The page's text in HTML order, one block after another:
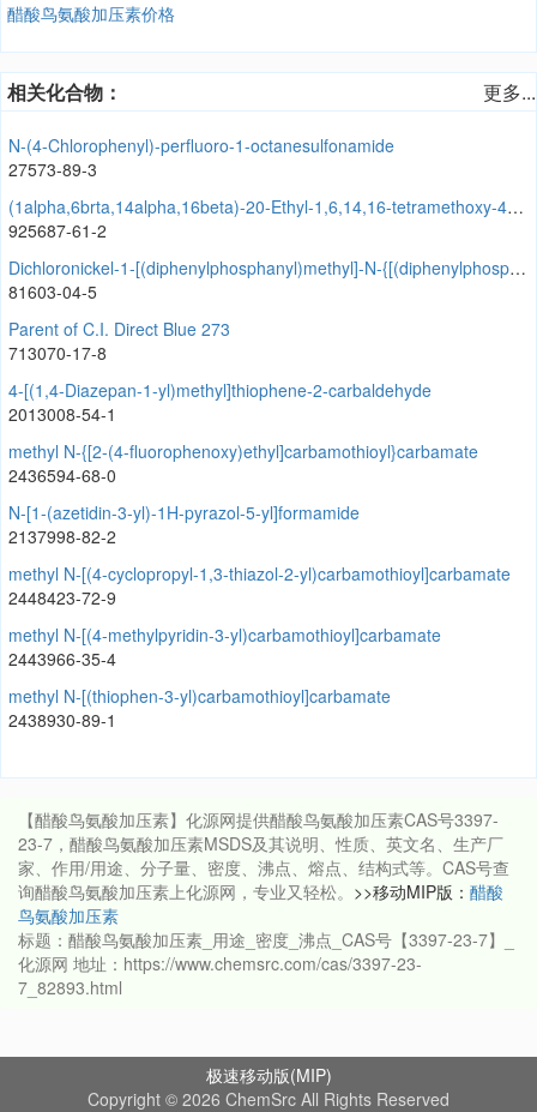
醋酸鸟氨酸加压素价格
相关化合物： 更多...
N-(4-Chlorophenyl)-perfluoro-1-octanesulfonamide
27573-89-3
(1alpha,6brta,14alpha,16beta)-20-Ethyl-1,6,14,16-tetramethoxy-4-[[[2-[(3R)-3-methyl-2,5-dioxo-1-pyrrolidinyl]benzoyl]oxy]methyl]aconitane-7,8-diol
925687-61-2
Dichloronickel-1-[(diphenylphosphanyl)methyl]-N-{[(diphenylphosphanyl)methyl](dimethyl)silyl}-1,1-dimethylsilanamine (1:1)
81603-04-5
Parent of C.I. Direct Blue 273
713070-17-8
4-[(1,4-Diazepan-1-yl)methyl]thiophene-2-carbaldehyde
2013008-54-1
methyl N-{[2-(4-fluorophenoxy)ethyl]carbamothioyl}carbamate
2436594-68-0
N-[1-(azetidin-3-yl)-1H-pyrazol-5-yl]formamide
2137998-82-2
methyl N-[(4-cyclopropyl-1,3-thiazol-2-yl)carbamothioyl]carbamate
2448423-72-9
methyl N-[(4-methylpyridin-3-yl)carbamothioyl]carbamate
2443966-35-4
methyl N-[(thiophen-3-yl)carbamothioyl]carbamate
2438930-89-1
【醋酸鸟氨酸加压素】化源网提供醋酸鸟氨酸加压素CAS号3397-
23-7，醋酸鸟氨酸加压素MSDS及其说明、性质、英文名、生产厂
家、作用/用途、分子量、密度、沸点、熔点、结构式等。CAS号查
询醋酸鸟氨酸加压素上化源网，专业又轻松。 >>移动MIP版： 醋酸
鸟氨酸加压素
标题：醋酸鸟氨酸加压素_用途_密度_沸点_CAS号【3397-23-7】_
化源网 地址：https://www.chemsrc.com/cas/3397-23-
7_82893.html
极速移动版(MIP)
Copyright © 2026 ChemSrc All Rights Reserved